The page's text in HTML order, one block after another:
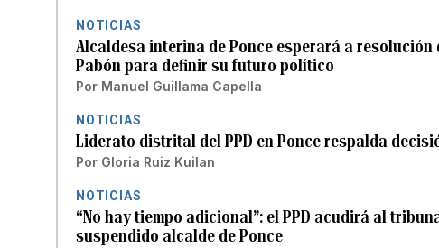
NOTICIAS
Alcaldesa interina de Ponce esperará a
Pabón para definir su futuro político
Por Manuel Guillama Capella
NOTICIAS
Liderato distrital del PPD en Ponce respalda
Por Gloria Ruiz Kuilan
NOTICIAS
“No hay tiempo adicional”: el PPD acudirá al
suspendido alcalde de Ponce